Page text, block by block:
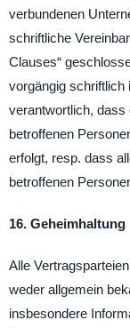
verbundenen
schriftliche
Clauses“
vorgängig schriftlich
verantwortlich, dass
betroffenen
erfolgt, resp. dass
betroffenen
16. Geheimhaltung
Alle
weder allgemein
insbesondere